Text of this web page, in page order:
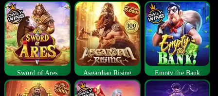
Sword of Ares Asgardian Rising Empty the Bank